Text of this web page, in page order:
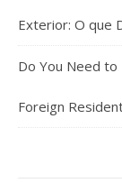
Exterior: O que
Do You Need to
Foreign